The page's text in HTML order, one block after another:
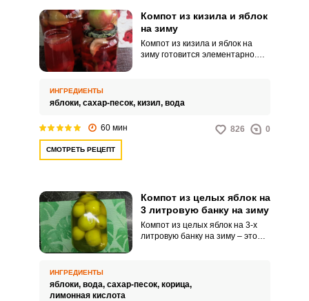
Компот из кизила и яблок
на зиму
Компот из кизила и яблок на
зиму готовится элементарно.
ИНГРЕДИЕНТЫ
яблоки, сахар-песок, кизил, вода
60 мин 826 0
СМОТРЕТЬ РЕЦЕПТ
Компот из целых яблок на
3 литровую банку на зиму
Компот из целых яблок на 3-х
литровую банку на зиму – это
года. Яблоки в данном напитке
остаются целыми и сочными,
ИНГРЕДИЕНТЫ
яблоки, вода, сахар-песок, корица,
лимонная кислота